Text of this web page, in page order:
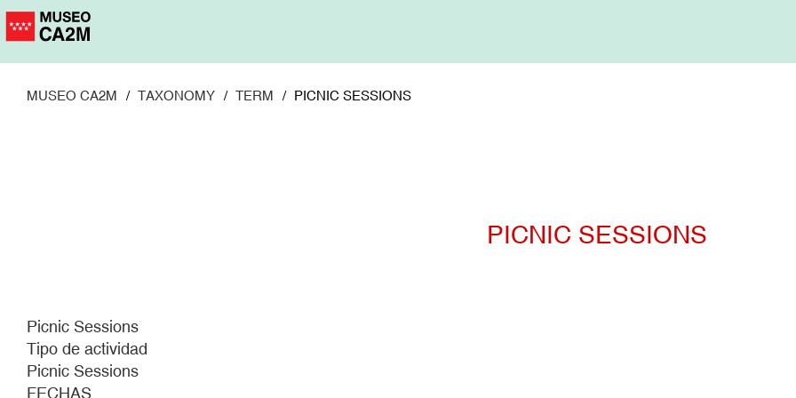
Pasar
MUSEO CA2M TAXONOMY TERM PICNIC SESSIONS
PICNIC SESSIONS
Picnic Sessions
Tipo de actividad
Picnic Sessions
FECHAS